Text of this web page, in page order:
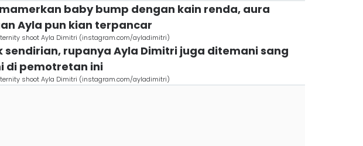
baby bump dengan kain renda, aura
Ayla pun kian terpancar
shoot Ayla Dimitri (instagram.com/ayladimitri)
sendirian, rupanya Ayla Dimitri juga ditemani sang
di pemotretan ini
shoot Ayla Dimitri (instagram.com/ayladimitri)